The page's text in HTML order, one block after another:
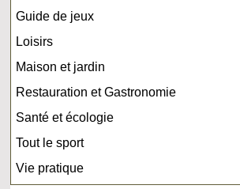
Guide de jeux
Loisirs
Maison et jardin
Restauration et Gastronomie
Santé et écologie
Tout le sport
Vie pratique